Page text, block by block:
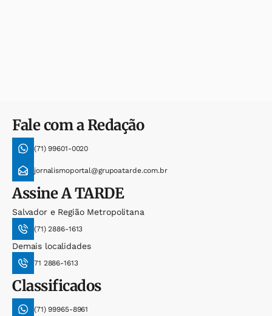
Fale com a Redação
(71) 99601-0020
jornalismoportal@grupoatarde.com.br
AssineA TARDE
Salvador e Região Metropolitana
(71) 2886-1613
Demais localidades
71 2886-1613
Classificados
(71) 99965-8961